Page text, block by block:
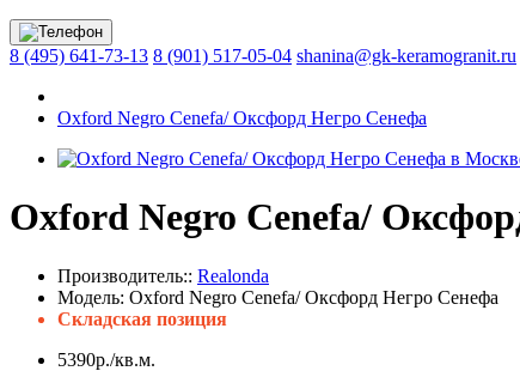
8 (495) 641-73-13 8 (901) 517-05-04 shanina@gk-keramogranit.ru
Oxford Negro Cenefa/ Оксфорд Негро Сенефа
Oxford Negro Cenefa/
Производитель:: Realonda
Модель: Oxford Negro Cenefa/ Оксфорд Негро Сенефа
Складская позиция
5390р./кв.м.